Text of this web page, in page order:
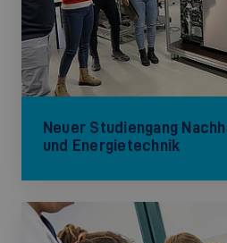
Neuer Studiengang
und Energietechnik